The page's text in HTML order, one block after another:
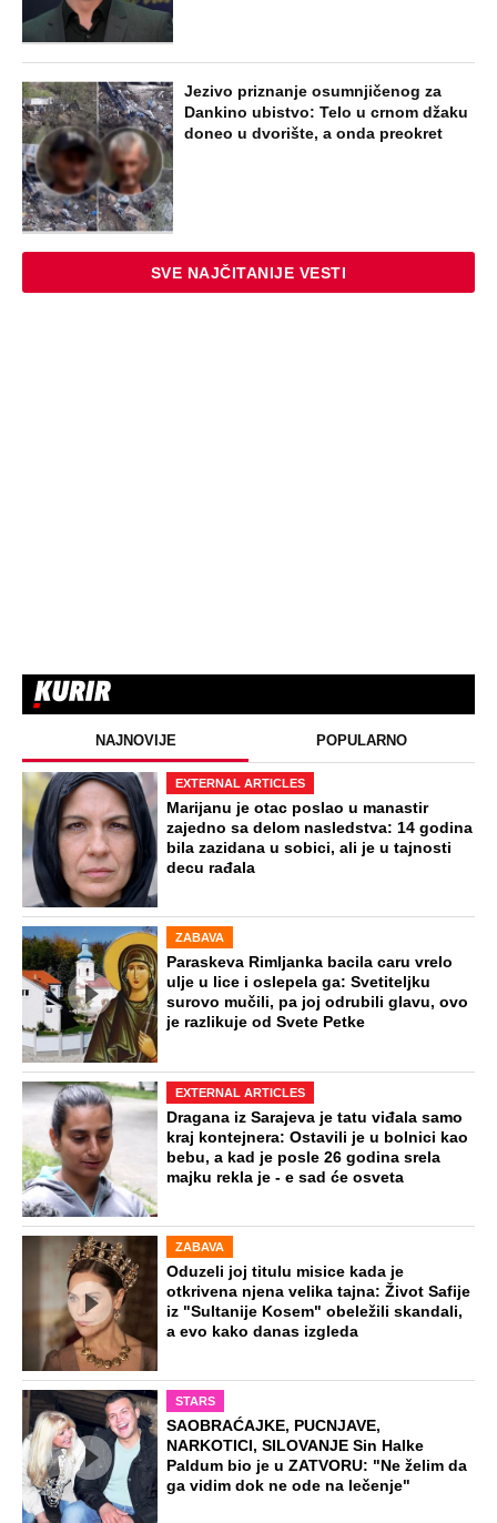
Jezivo priznanje osumnjičenog za
Dankino ubistvo: Telo u crnom džaku
doneo u dvorište, a onda preokret
SVE NAJČITANIJE VESTI
NAJNOVIJE POPULARNO
EXTERNAL ARTICLES
Marijanu je otac poslao u manastir
zajedno sa delom nasledstva: 14 godina
bila zazidana u sobici, ali je u tajnosti
decu rađala
ZABAVA
Paraskeva Rimljanka bacila caru vrelo
ulje u lice i oslepela ga: Svetiteljku
surovo mučili, pa joj odrubili glavu, ovo
je razlikuje od Svete Petke
EXTERNAL ARTICLES
Dragana iz Sarajeva je tatu viđala samo
kraj kontejnera: Ostavili je u bolnici kao
bebu, a kad je posle 26 godina srela
majku rekla je - e sad će osveta
ZABAVA
Oduzeli joj titulu misice kada je
otkrivena njena velika tajna: Život Safije
iz "Sultanije Kosem" obeležili skandali,
a evo kako danas izgleda
STARS
SAOBRAĆAJKE, PUCNJAVE,
NARKOTICI, SILOVANJE Sin Halke
Paldum bio je u ZATVORU: "Ne želim da
ga vidim dok ne ode na lečenje"